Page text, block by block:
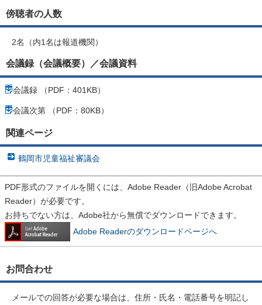
傍聴者の人数
2名（内1名は報道機関）
会議録（会議概要）／会議資料
会議録 （PDF：401KB）
会議次第 （PDF：80KB）
関連ページ
鶴岡市児童福祉審議会
PDF形式のファイルを開くには、Adobe Reader（旧Adobe Acrobat
Reader）が必要です。
お持ちでない方は、Adobe社から無償でダウンロードできます。
Adobe Readerのダウンロードページへ
お問合わせ
メールでの回答が必要な場合は、住所・氏名・電話番号を明記し